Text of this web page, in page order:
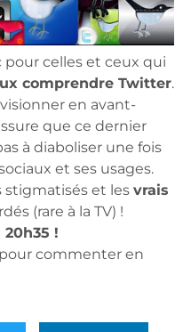
celles et ceux qui
comprendre Twitter.
en avant-
que ce dernier
à diaboliser une fois
et ses usages.
stigmatisés et les vrais
(rare à la TV) !
20h35 !
pour commenter en